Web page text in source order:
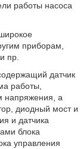
работы насоса
приборам,
пр.
датчик
работы,
напряжения, а
диодный мост и
и датчика
блока
управления